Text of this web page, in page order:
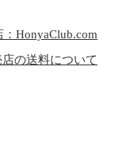
：HonyaClub.com
店の送料について